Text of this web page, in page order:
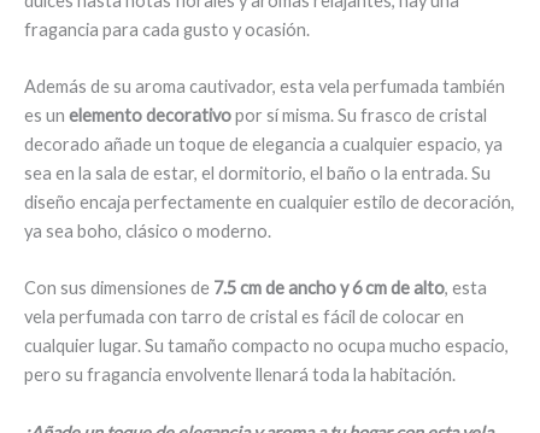
fragancia para cada gusto y ocasión.
Además de su aroma cautivador, esta vela perfumada también
es un elemento decorativopor sí misma. Su frasco de cristal
decorado añade un toque de elegancia a cualquier espacio, ya
sea en la sala de estar, el dormitorio, el baño o la entrada. Su
diseño encaja perfectamente en cualquier estilo de decoración,
ya sea boho, clásico o moderno.
Con sus dimensiones de 7.5 cm de ancho y 6 cm de alto, esta
vela perfumada con tarro de cristal es fácil de colocar en
cualquier lugar. Su tamaño compacto no ocupa mucho espacio,
pero su fragancia envolvente llenará toda la habitación.